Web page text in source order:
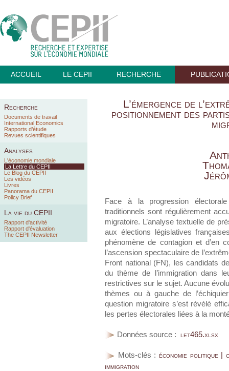
ACCUEIL LE CEPII RECHERCHE
Recherche
Documents de travail
International Economics
Rapports d’étude
Revues scientifiques
Analyses
L'économie mondiale
La Lettre du CEPII
Le Blog du CEPII
Les vidéos
Livres
Panorama du CEPII
Policy Brief
La vie du CEPII
Rapport d'activité
Rapport d'évaluation
The CEPII Newsletter
L’émergence de
positionnement des
Face à la progression
traditionnels sont régulièrement
migratoire. L’analyse textuelle de
aux élections législatives
phénomène de contagion et d’en
l’ascension spectaculaire de
Front national (FN), les candidats
du thème de l’immigration dans
restrictives sur le sujet. Aucune
thèmes ou à gauche de
question migratoire s’est révélé
les pertes électorales liées à la
Données source : let465.xlsx
Mots-clés : économie politique
immigration